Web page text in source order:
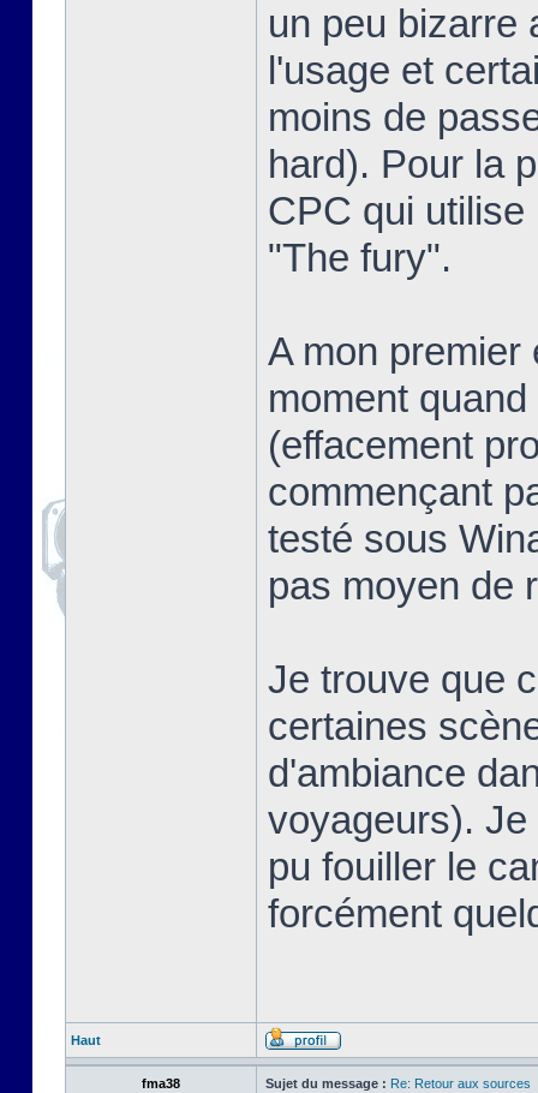
un peu bizarre
l'usage et
moins de
hard). Pour la
CPC qui
"The fury".
A mon premier
moment
(effacement
commençant
testé sous
pas moyen de
Je trouve que
certaines
d'ambiance
voyageurs).
pu fouiller le
forcément
Haut
fma38 Sujet du message : Re: Retour aux sources